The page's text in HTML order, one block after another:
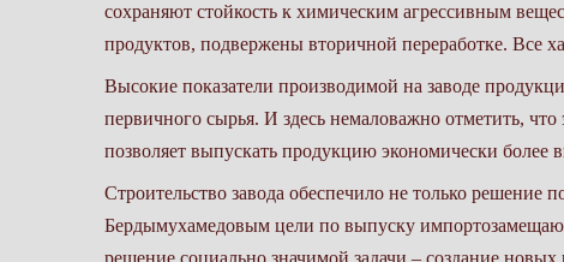
сохраняют стойкость к химическим агрессивным
продуктов, подвержены вторичной переработке. Все
Высокие показатели производимой на заводе
первичного сырья. И здесь немаловажно отметить,
позволяет выпускать продукцию экономически более
Строительство завода обеспечило не только
Бердымухамедовым цели по выпуску